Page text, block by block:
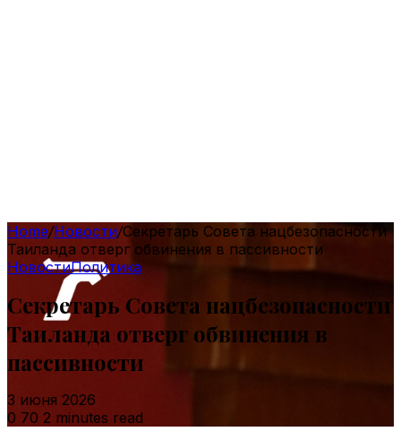
Home/Новости/Секретарь Совета нацбезопасности
Таиланда отверг обвинения в пассивности
НовостиПолитика
Секретарь Совета нацбезопасности
Таиланда отверг обвинения в
пассивности
3 июня 2026
0 70 2 minutes read